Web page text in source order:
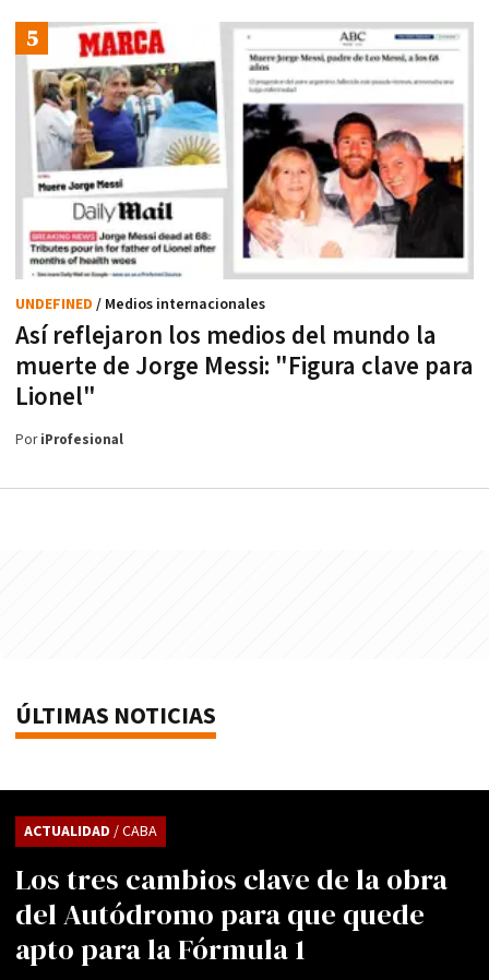
Así reflejaron los medios del mundo la
muerte de Jorge Messi: "Figura clave para
Lionel"
UNDEFINED / Medios internacionales
PoriProfesional
ÚLTIMAS NOTICIAS
Los tres cambios clave de la obra
del Autódromo para que quede
apto para la Fórmula 1
ACTUALIDAD / CABA